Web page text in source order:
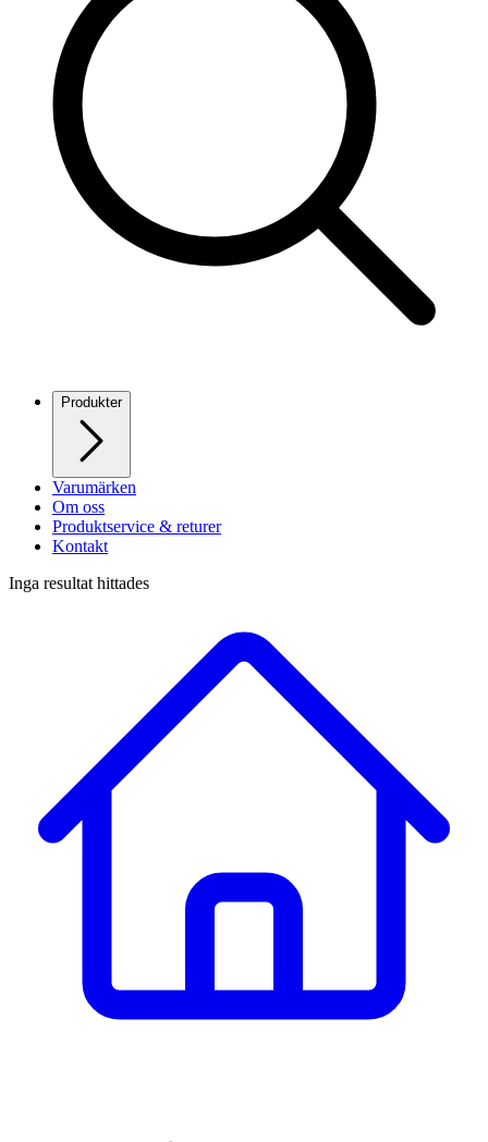
Produkter
Varumärken
Om oss
Produktservice & returer
Kontakt
Inga resultat hittades